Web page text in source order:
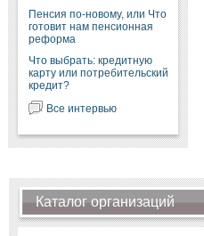
Пенсия по-новому, или Что
готовит нам пенсионная
реформа
Что выбрать: кредитную
карту или потребительский
кредит?
Все интервью
Каталог организаций